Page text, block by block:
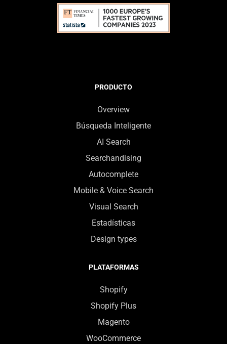
PRODUCTO
Overview
Búsqueda Inteligente
AI Search
Searchandising
Autocomplete
Mobile & Voice Search
Visual Search
Estadísticas
Design types
PLATAFORMAS
Shopify
Shopify Plus
Magento
WooCommerce